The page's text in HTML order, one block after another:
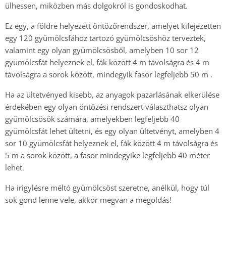
ülhessen, miközben más dolgokról is gondoskodhat.
Ez egy, a földre helyezett öntözőrendszer, amelyet kifejezetten
egy 120 gyümölcsfához tartozó gyümölcsöshöz terveztek,
valamint egy olyan gyümölcsösből, amelyben 10 sor 12
gyümölcsfát helyeznek el, fák között 4 m távolságra és 4 m
távolságra a sorok között, mindegyik fasor legfeljebb 50 m .
Ha az ültetvényed kisebb, az anyagok pazarlásának elkerülése
érdekében egy olyan öntözési rendszert választhatsz olyan
gyümölcsösök számára, amelyekben legfeljebb 40
gyümölcsfát lehet ültetni, és egy olyan ültetvényt, amelyben 4
sor 10 gyümölcsfát helyeznek el, fák között 4 m távolságra és
5 m a sorok között, a fasor mindegyike legfeljebb 40 méter
lehet.
Ha irigylésre méltó gyümölcsöst szeretne, anélkül, hogy túl
sok gond lenne vele, akkor megvan a megoldás!